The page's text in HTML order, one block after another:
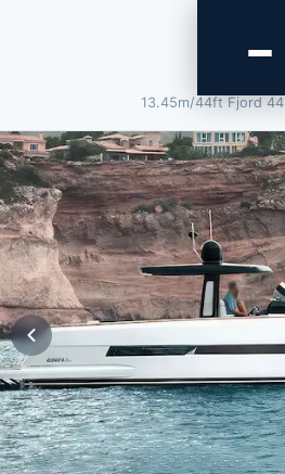
13.45m/44ft Fjord